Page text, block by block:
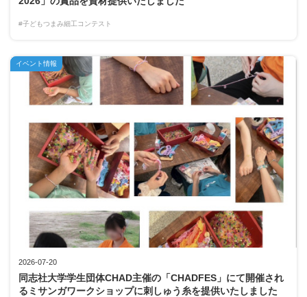
#子どもつまみ細工コンテスト
2026-07-20
同志社大学学生団体CHAD主催の「CHADFES」にて開催され
るミサンガワークショップに刺しゅう糸を提供いたしました
イベント情報